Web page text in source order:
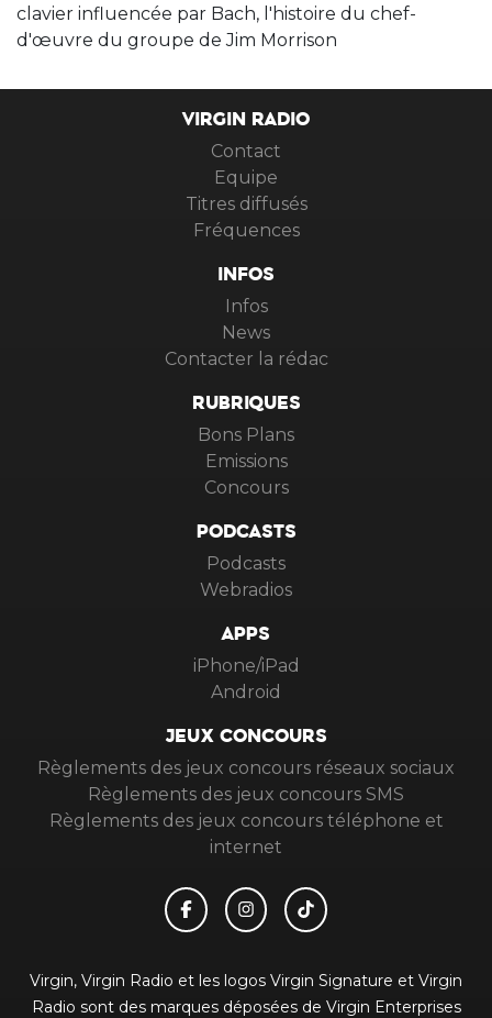
clavier influencée par Bach, l'histoire du chef-
d'œuvre du groupe de Jim Morrison
VIRGIN RADIO
Contact
Equipe
Titres diffusés
Fréquences
INFOS
Infos
News
Contacter la rédac
RUBRIQUES
Bons Plans
Emissions
Concours
PODCASTS
Podcasts
Webradios
APPS
iPhone/iPad
Android
JEUX CONCOURS
Règlements des jeux concours réseaux sociaux
Règlements des jeux concours SMS
Règlements des jeux concours téléphone et
internet
Virgin, Virgin Radio et les logos Virgin Signature et Virgin
Radio sont des marques déposées de Virgin Enterprises